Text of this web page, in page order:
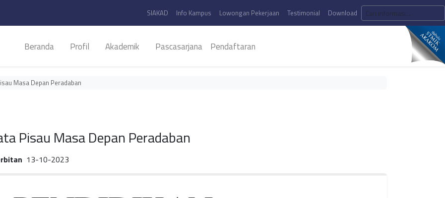
SIAKAD Info Kampus Lowongan Pekerjaan Testimonial Download
Beranda Profil Akademik Pascasarjana Pendaftaran
Masa Depan Peradaban
Pisau Masa Depan Peradaban
13-10-2023